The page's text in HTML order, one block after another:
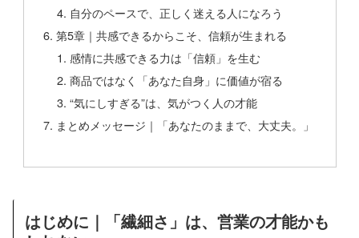
自分のペースで、正しく迷える人になろう
第5章｜共感できるからこそ、信頼が生まれる
感情に共感できる力は「信頼」を生む
商品ではなく「あなた自身」に価値が宿る
“気にしすぎる”は、気がつく人の才能
まとめメッセージ｜「あなたのままで、大丈夫。」
はじめに｜「繊細さ」は、営業の才能かも